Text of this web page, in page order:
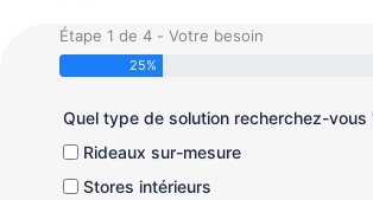
Étape 1 de 4 - Votre besoin
25%
Quel type de solution recherchez-vous
Rideaux sur-mesure
Stores intérieurs